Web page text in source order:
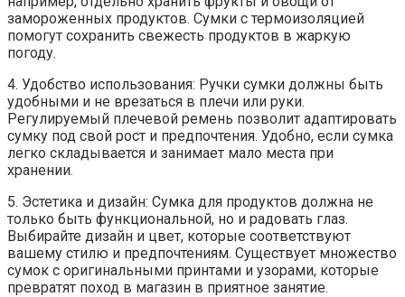
замороженных продуктов. Сумки с термоизоляцией
помогут сохранить свежесть продуктов в жаркую
погоду.
4. Удобство использования: Ручки сумки должны быть
удобными и не врезаться в плечи или руки.
Регулируемый плечевой ремень позволит адаптировать
сумку под свой рост и предпочтения. Удобно, если сумка
легко складывается и занимает мало места при
хранении.
5. Эстетика и дизайн: Сумка для продуктов должна не
только быть функциональной, но и радовать глаз.
Выбирайте дизайн и цвет, которые соответствуют
вашему стилю и предпочтениям. Существует множество
сумок с оригинальными принтами и узорами, которые
превратят поход в магазин в приятное занятие.